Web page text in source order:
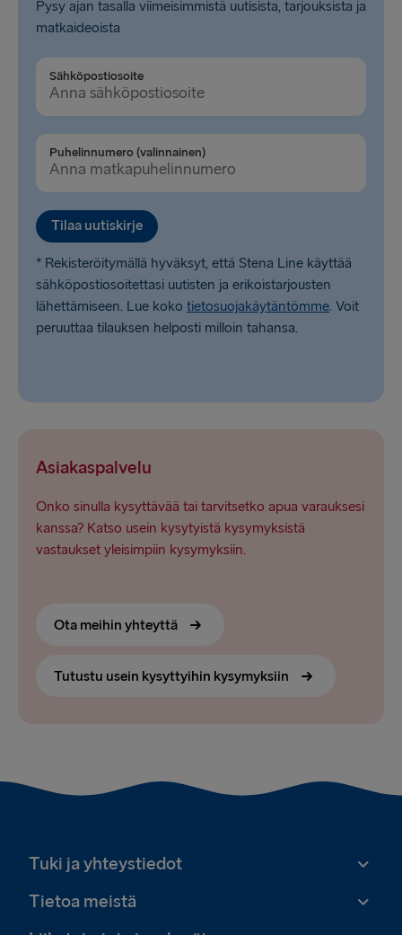
Pysy ajan tasalla viimeisimmistä uutisista, tarjouksista ja
matkaideoista
Sähköpostiosoite
Puhelinnumero (valinnainen)
Tilaa uutiskirje
* Rekisteröitymällä hyväksyt, että Stena Line käyttää
sähköpostiosoitettasi uutisten ja erikoistarjousten
lähettämiseen. Lue koko tietosuojakäytäntömme. Voit
peruuttaa tilauksen helposti milloin tahansa.
Asiakaspalvelu
Onko sinulla kysyttävää tai tarvitsetko apua varauksesi
kanssa? Katso usein kysytyistä kysymyksistä
vastaukset yleisimpiin kysymyksiin.
Ota meihin yhteyttä
Tutustu usein kysyttyihin kysymyksiin
Tuki ja yhteystiedot
Tietoa meistä